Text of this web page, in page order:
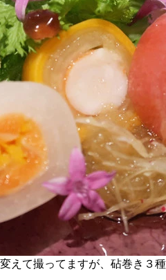
えて撮ってますが、砧巻き３